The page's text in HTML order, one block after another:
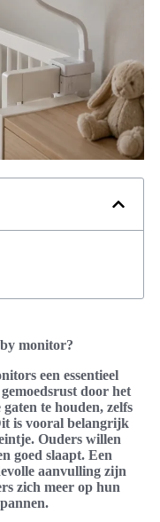
monitor?
een essentieel
door het
te houden, zelfs
is vooral belangrijk
Ouders willen
goed slaapt. Een
aanvulling zijn
zich meer op hun